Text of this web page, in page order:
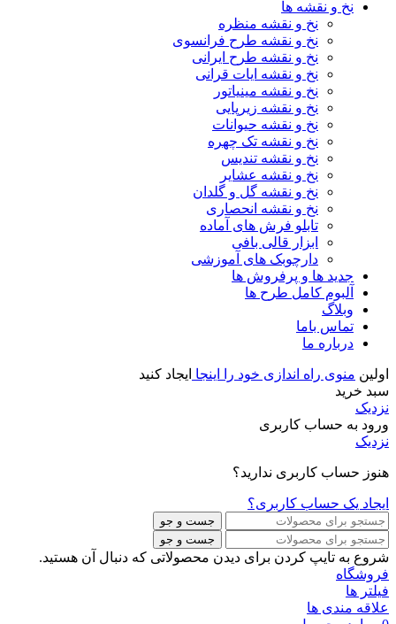
نخ و نقشه ها
نخ و نقشه منظره
نخ و نقشه طرح فرانسوی
نخ و نقشه طرح ایرانی
نخ و نقشه ایات قرانی
نخ و نقشه مینیاتور
نخ و نقشه زیرپایی
نخ و نقشه حیوانات
نخ و نقشه تک چهره
نخ و نقشه تندیس
نخ و نقشه عشایر
نخ و نقشه گل و گلدان
نخ و نقشه انحصاری
تابلو فرش های آماده
ابزار قالی بافی
دارچوبک های آموزشی
جدید ها و پرفروش ها
آلبوم کامل طرح ها
وبلاگ
تماس باما
درباره ما
اولین منوی راه اندازی خود را اینجا ایجاد کنید
سبد خرید
نزدیک
ورود به حساب کاربری
نزدیک
هنوز حساب کاربری ندارید؟
ایجاد یک حساب کاربری؟
جست و جو
جست و جو
شروع به تایپ کردن برای دیدن محصولاتی که دنبال آن هستید.
فروشگاه
فیلتر ها
علاقه مندی ها